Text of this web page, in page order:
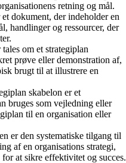
retning og mål.
dokument, der indeholder en
handlinger og ressourcer, der
om et strategiplan
prøve eller demonstration af,
brugt til at illustrere en
skabelon er et
bruges som vejledning eller
til en organisation eller
er den systematiske tilgang til
af en organisations strategi,
at sikre effektivitet og succes.